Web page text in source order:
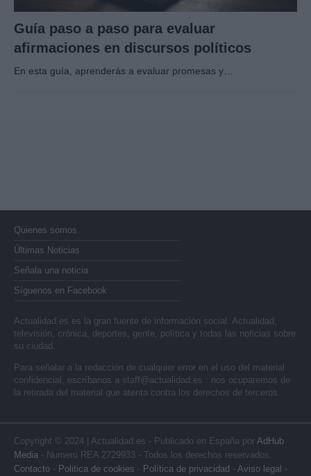
Guía paso a paso para evaluar
afirmaciones en discursos políticos
En esta guía, aprenderás a evaluar promesas y…
Quienes somos
Últimas Noticias
Señala una noticia
Síguenos en Facebook
Actualidad.es es la gran fuente de información social. Actualidad,
televisión, crónica, deportes, gente, política y todas las noticias sobre
su ciudad.
Para señalar a la redacción de cualquier error en el uso del material
confidencial, escríbanos a staff@actualidad.es : nos ocuparemos de
la retirada del material que atenta contra los derechos de terceros.
Copyright © 2024 | Actualidad.es - Publicado en España por AdHub
Media - Numero REA 2729933 - Todos los derechos reservados.
Contacto - Politica de cookies - Política de privacidad - Aviso legal -